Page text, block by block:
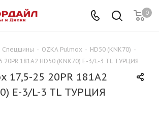
0
Спецшины - OZKA Pulmox - HD50 (KNK70) -
20PR 181A2 HD50 (KNK70) E-3/L-3 TL ТУРЦИЯ
17,5-25 20PR 181A2
E-3/L-3 TL ТУРЦИЯ